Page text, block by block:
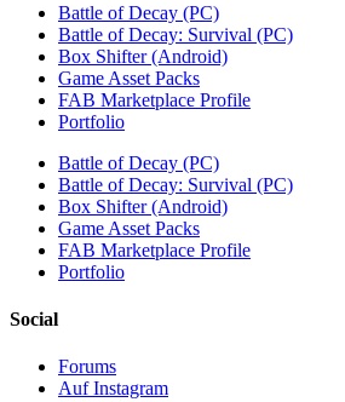
Battle of Decay (PC)
Battle of Decay: Survival (PC)
Box Shifter (Android)
Game Asset Packs
FAB Marketplace Profile
Portfolio
Battle of Decay (PC)
Battle of Decay: Survival (PC)
Box Shifter (Android)
Game Asset Packs
FAB Marketplace Profile
Portfolio
Social
Forums
Auf Instagram